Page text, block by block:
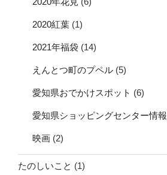
2020紅葉 (1)
2021年福袋 (14)
えんとつ町のプペル (5)
愛知県おでかけスポット (6)
愛知県ショッピングセンター情報
映画 (2)
たのしいこと (1)